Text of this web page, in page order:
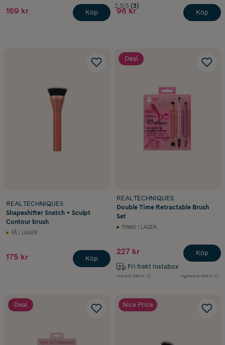
169 kr Köp
2.3/5 (3)
96 kr Köp
REAL TECHNIQUES
Shapeshifter Snatch + Sculpt
Contour brush
FÅ I LAGER
175 kr Köp
Deal
REAL TECHNIQUES
Double Time Retractable Brush
Set
FINNS I LAGER
227 kr
Fri frakt Instabox
Ord.pris 299 kr Lägsta pris 295 kr
Köp
Deal Nice Price